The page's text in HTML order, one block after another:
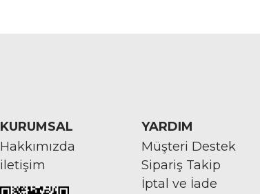
KURUMSAL
Hakkımızda
iletişim
YARDIM
Müşteri Destek
Sipariş Takip
İptal ve İade